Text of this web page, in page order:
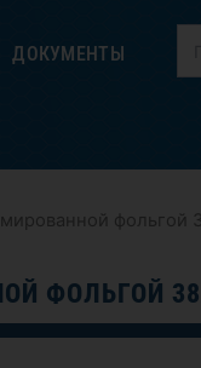
ДОКУМЕНТЫ
фольгой
ФОЛЬГОЙ